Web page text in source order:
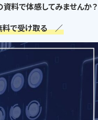
資料で体感してみませんか？
料で受け取る ／